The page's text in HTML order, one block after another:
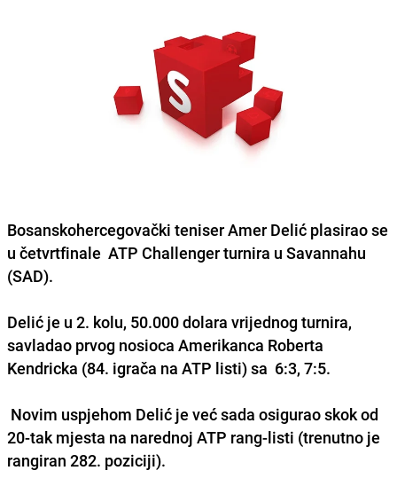
Bosanskohercegovački teniser Amer Delić plasirao se
u četvrtfinale ATP Challenger turnira u Savannahu
(SAD).
Delić je u 2. kolu, 50.000 dolara vrijednog turnira,
savladao prvog nosioca Amerikanca Roberta
Kendricka (84. igrača na ATP listi) sa 6:3, 7:5.
Novim uspjehom Delić je već sada osigurao skok od
20-tak mjesta na narednoj ATP rang-listi (trenutno je
rangiran 282. poziciji).